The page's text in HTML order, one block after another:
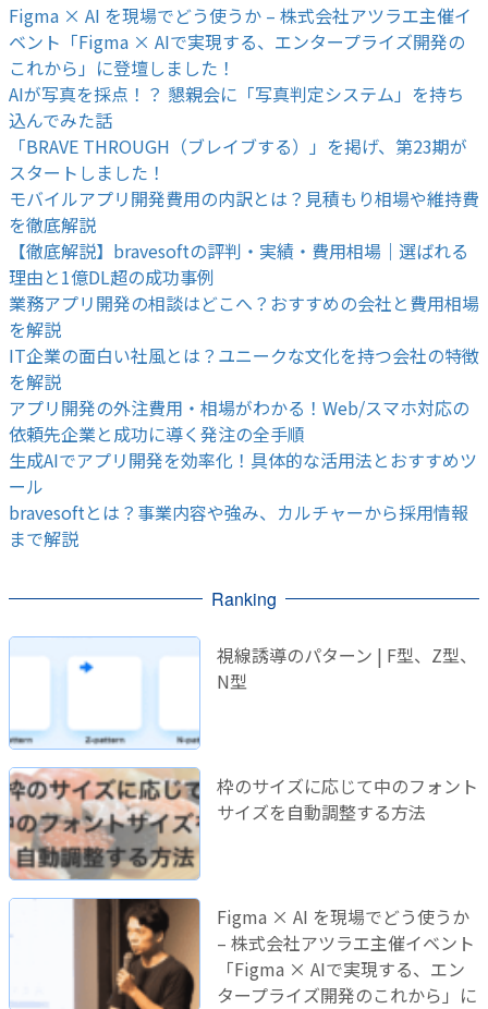
Figma × AI を現場でどう使うか – 株式会社アツラエ主催イ
ベント「Figma × AIで実現する、エンタープライズ開発の
これから」に登壇しました！
AIが写真を採点！？ 懇親会に「写真判定システム」を持ち
込んでみた話
「BRAVE THROUGH（ブレイブする）」を掲げ、第23期が
スタートしました！
モバイルアプリ開発費用の内訳とは？見積もり相場や維持費
を徹底解説
【徹底解説】bravesoftの評判・実績・費用相場｜選ばれる
理由と1億DL超の成功事例
業務アプリ開発の相談はどこへ？おすすめの会社と費用相場
を解説
IT企業の面白い社風とは？ユニークな文化を持つ会社の特徴
を解説
アプリ開発の外注費用・相場がわかる！Web/スマホ対応の
依頼先企業と成功に導く発注の全手順
生成AIでアプリ開発を効率化！具体的な活用法とおすすめツ
ール
bravesoftとは？事業内容や強み、カルチャーから採用情報
まで解説
Ranking
視線誘導のパターン | F型、Z型、
N型
枠のサイズに応じて中のフォント
サイズを自動調整する方法
Figma × AI を現場でどう使うか
– 株式会社アツラエ主催イベント
「Figma × AIで実現する、エン
タープライズ開発のこれから」に